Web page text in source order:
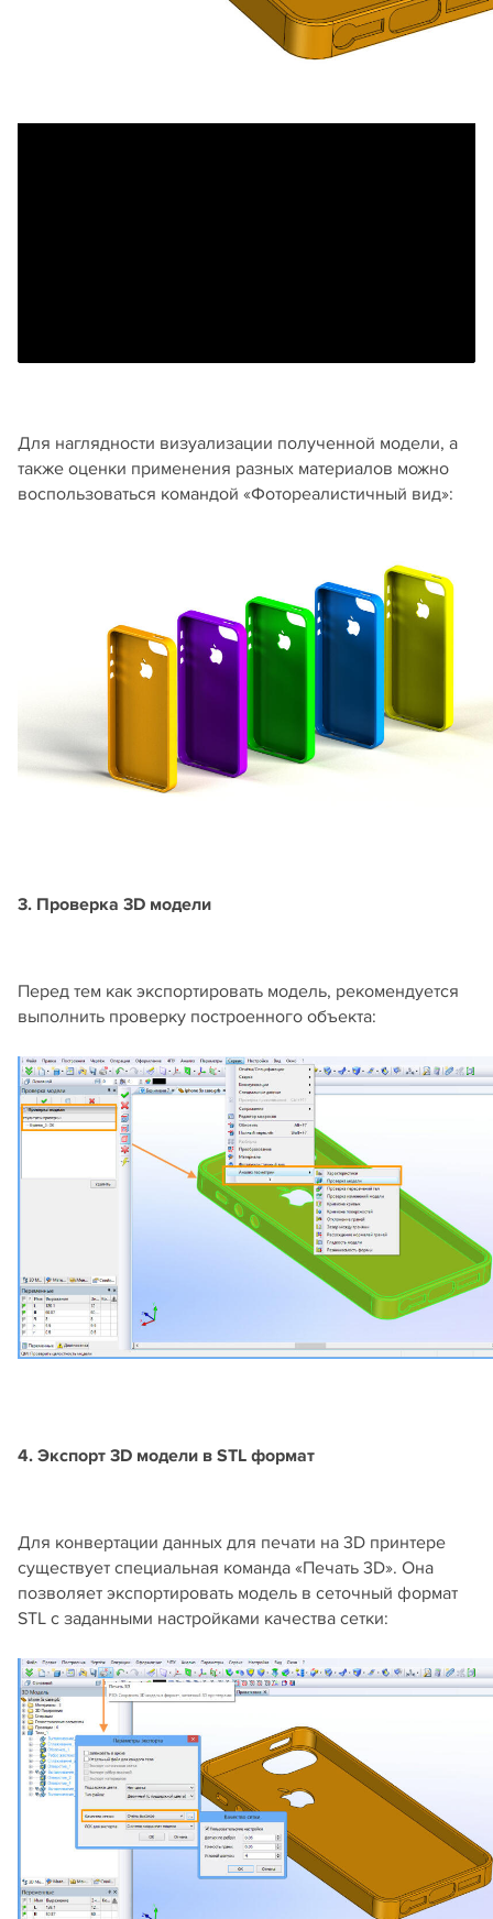
Для наглядности визуализации полученной модели, а
также оценки применения разных материалов можно
воспользоваться командой «Фотореалистичный вид»:
3. Проверка 3D модели
Перед тем как экспортировать модель, рекомендуется
выполнить проверку построенного объекта:
4. Экспорт 3D модели в STL формат
Для конвертации данных для печати на 3D принтере
существует специальная команда «Печать 3D». Она
позволяет экспортировать модель в сеточный формат
STL с заданными настройками качества сетки: